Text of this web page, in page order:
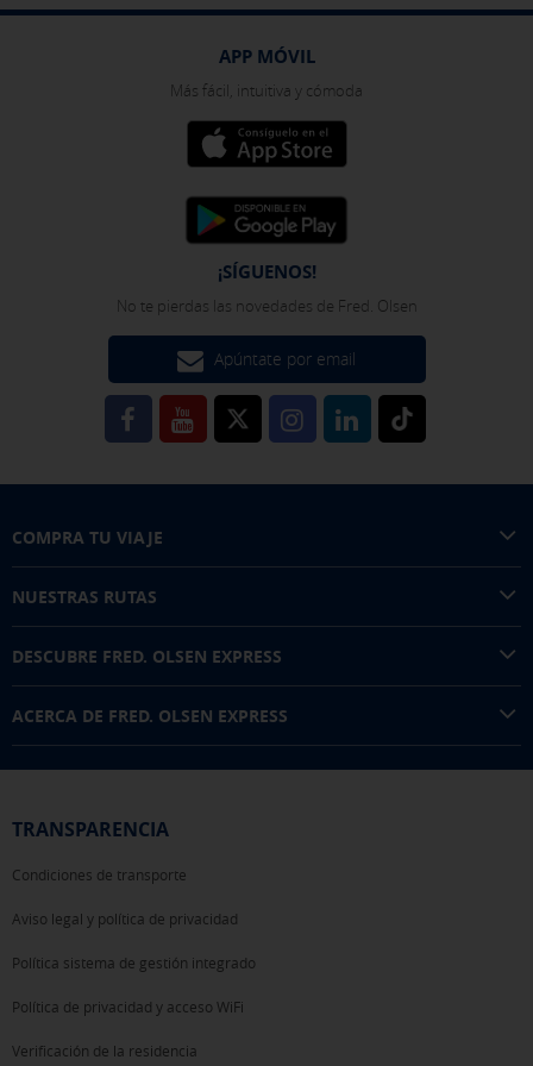
APP MÓVIL
Más fácil, intuitiva y cómoda
¡SÍGUENOS!
No te pierdas las novedades de Fred. Olsen
Apúntate por email
COMPRA TU VIAJE
NUESTRAS RUTAS
DESCUBRE FRED. OLSEN EXPRESS
ACERCA DE FRED. OLSEN EXPRESS
TRANSPARENCIA
Condiciones de transporte
Aviso legal y política de privacidad
Política sistema de gestión integrado
Política de privacidad y acceso WiFi
Verificación de la residencia